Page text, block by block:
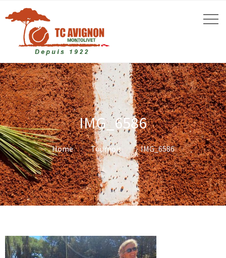
IMG_6586
Home Tournois IMG_6586